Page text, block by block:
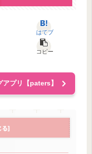
はてブ
コピー
プリ【paters】